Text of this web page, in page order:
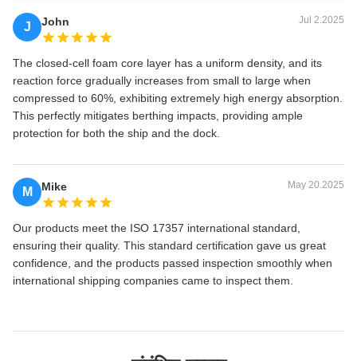
J John Jul 2.2025
The closed-cell foam core layer has a uniform density, and its
reaction force gradually increases from small to large when
compressed to 60%, exhibiting extremely high energy absorption.
This perfectly mitigates berthing impacts, providing ample
protection for both the ship and the dock.
M Mike May 20.2025
Our products meet the ISO 17357 international standard,
ensuring their quality. This standard certification gave us great
confidence, and the products passed inspection smoothly when
international shipping companies came to inspect them.